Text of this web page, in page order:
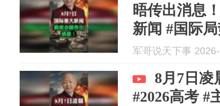
晤传出消息
新闻 #国际
军哥说天下事
8月7日凌
#2026高考 #